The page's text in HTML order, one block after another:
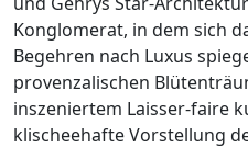
Konglomerat, in dem sich
Begehren nach Luxus
provenzalischen
inszeniertem Laisser-faire
klischeehafte Vorstellung